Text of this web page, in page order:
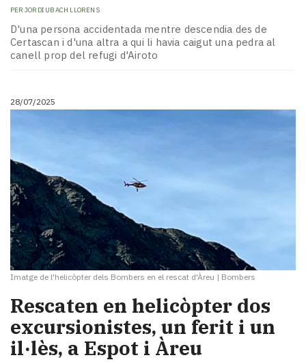
PER JORDI UBACH LLORENS
D'una persona accidentada mentre descendia des de
Certascan i d'una altra a qui li havia caigut una pedra al
canell prop del refugi d'Airoto
28/07/2025
Imatge de l'helicòpter dels Bombers en el rescat d'Àreu | Bombers
Rescaten en helicòpter dos
excursionistes, un ferit i un
il·lès, a Espot i Àreu